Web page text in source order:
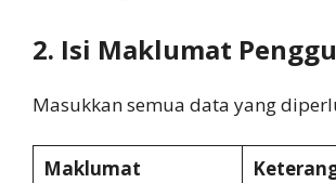
2. Isi Maklumat
Masukkan semua data yang
Maklumat